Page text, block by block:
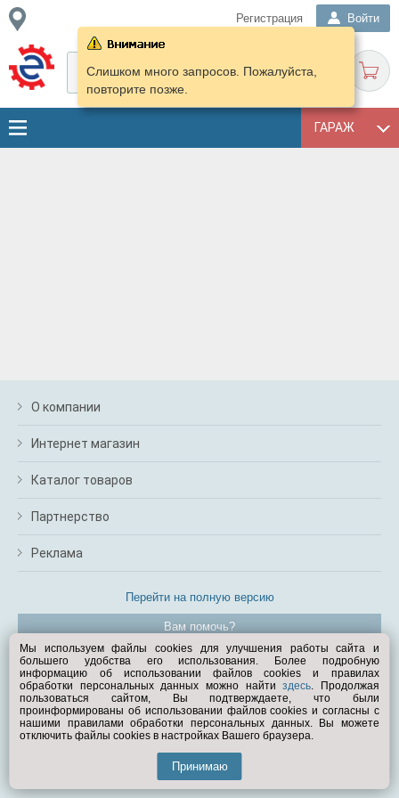
Регистрация Войти
ГАРАЖ
Слишком много запросов. Пожалуйста,
повторите позже.
О компании
Интернет магазин
Каталог товаров
Партнерство
Реклама
Перейти на полную версию
Вам помочь?
© Exist.ru 1998—2026
Мы используем файлы cookies для улучшения работы сайта и
большего удобства его использования. Более подробную
информацию об использовании файлов cookies и правилах
обработки персональных данных можно найтиздесь. Продолжая
пользоваться сайтом, Вы подтверждаете, что были
проинформированы об использовании файлов cookies и согласны с
нашими правилами обработки персональных данных. Вы можете
отключить файлы cookies в настройках Вашего браузера.
Принимаю